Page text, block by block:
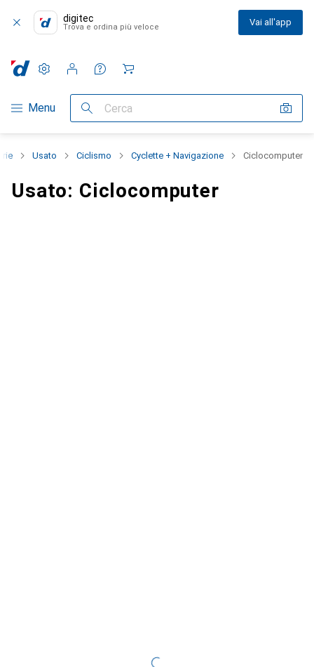
digitec
Trova e ordina più veloce Vai all'app
Categoria Navigazione
Menu Cerca
Impostazioni
Conto cliente
Liste di confronto
Liste dei desideri
Carrello
Usato Ciclismo Cyclette + Navigazione Ciclocomputer
Usato: Ciclocomputer